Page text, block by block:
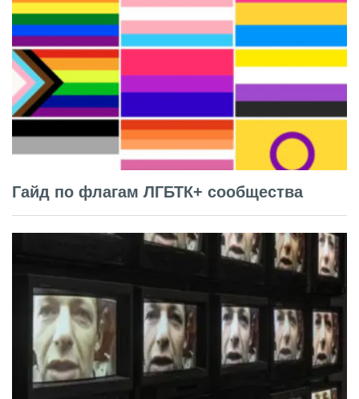
Гайд по флагам ЛГБТК+ сообщества